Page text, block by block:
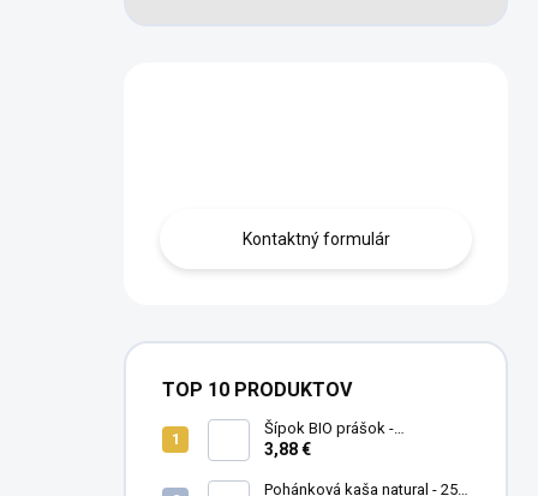
Kontaktný formulár
TOP 10 PRODUKTOV
Šípok BIO prášok -
MámeChuť
3,88 €
Pohánková kaša natural - 250